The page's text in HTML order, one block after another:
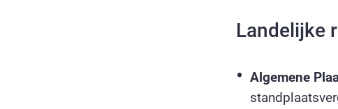
Landelijke
Algemene